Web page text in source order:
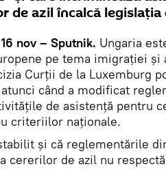
de azil încalcă legislaţia
16 nov – Sputnik. Ungaria
pe tema imigrației și
Curţii de la Luxemburg
când a modificat
de asistenţă pentru
criteriilor naţionale.
şi că reglementările
cererilor de azil nu